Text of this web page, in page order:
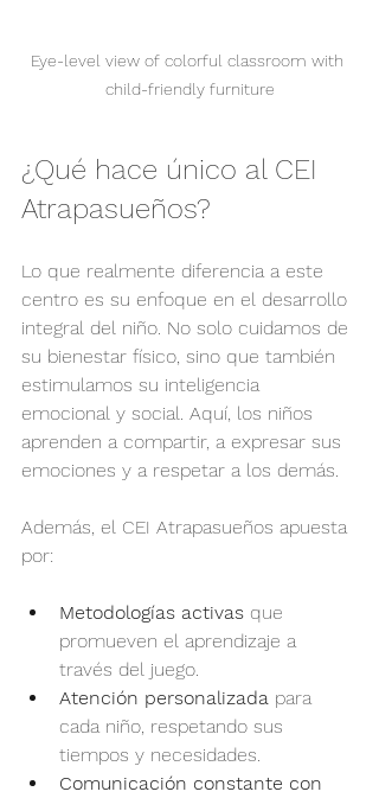
Eye-level view of colorful classroom with
child-friendly furniture
¿Qué hace único al CEI
Atrapasueños?
Lo que realmente diferencia a este
centro es su enfoque en el desarrollo
integral del niño. No solo cuidamos de
su bienestar físico, sino que también
estimulamos su inteligencia
emocional y social. Aquí, los niños
aprenden a compartir, a expresar sus
emociones y a respetar a los demás.
Además, el CEI Atrapasueños apuesta
por:
Metodologías activas que
promueven el aprendizaje a
través del juego.
Atención personalizada para
cada niño, respetando sus
tiempos y necesidades.
Comunicación constante con